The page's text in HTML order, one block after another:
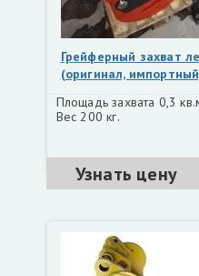
Грейферный захват
(оригинал,
Площадь захвата 0,3
Вес 200 кг.
Узнать цену